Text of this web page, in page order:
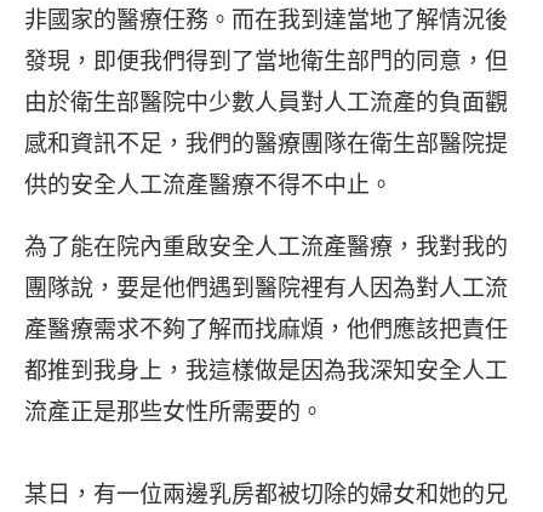
非國家的醫療任務。而在我到達當地了解情況後
發現，即便我們得到了當地衛生部門的同意，但
由於衛生部醫院中少數人員對人工流產的負面觀
感和資訊不足，我們的醫療團隊在衛生部醫院提
供的安全人工流產醫療不得不中止。
為了能在院內重啟安全人工流產醫療，我對我的
團隊說，要是他們遇到醫院裡有人因為對人工流
產醫療需求不夠了解而找麻煩，他們應該把責任
都推到我身上，我這樣做是因為我深知安全人工
流產正是那些女性所需要的。
某日，有一位兩邊乳房都被切除的婦女和她的兄